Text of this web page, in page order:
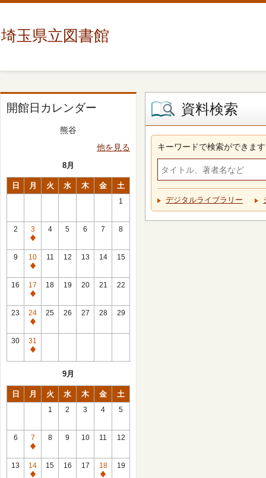
埼玉県立図書館
開館日カレンダー
熊谷
他を見る
8月
日 月 火 水 木 金 土
1
2
3
休
館
日
4 5 6 7 8
9
10
休
館
日
11 12 13 14 15
16
17
休
館
日
18 19 20 21 22
23
24
休
館
日
25 26 27 28 29
30
31
休
9月
日 月 火 水 木 金 土
1 2 3 4 5
6
7
休
館
日
8 9 10 11 12
13
14
15 16 17
18
19
資料検索
キーワードで検索ができます
デジタルライブラリー